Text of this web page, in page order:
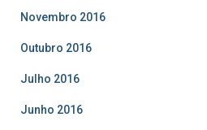
Novembro 2016
Outubro 2016
Julho 2016
Junho 2016